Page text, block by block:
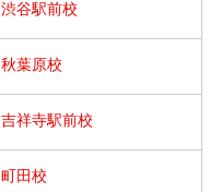
渋谷駅前校
秋葉原校
吉祥寺駅前校
町田校